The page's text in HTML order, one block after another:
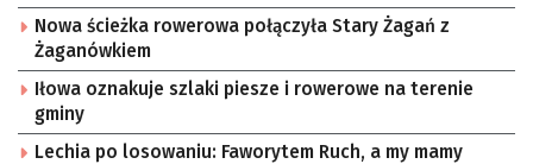
Nowa ścieżka rowerowa połączyła Stary Żagań z
Żaganówkiem
Iłowa oznakuje szlaki piesze i rowerowe na terenie
gminy
Lechia po losowaniu: Faworytem Ruch, a my mamy